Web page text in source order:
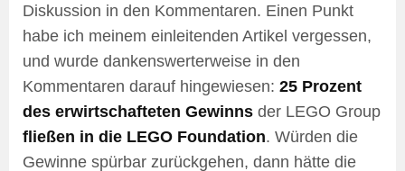
Diskussion in den Kommentaren. Einen Punkt
habe ich meinem einleitenden Artikel vergessen,
und wurde dankenswerterweise in den
Kommentaren darauf hingewiesen: 25 Prozent
des erwirtschafteten Gewinns der LEGO Group
fließen in die LEGO Foundation. Würden die
Gewinne spürbar zurückgehen, dann hätte die